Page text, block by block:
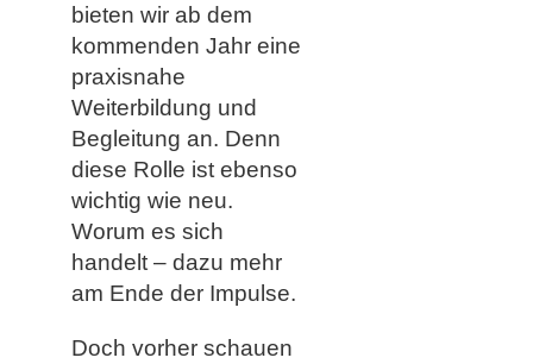
bieten wir ab dem
kommenden Jahr eine
praxisnahe
Weiterbildung und
Begleitung an. Denn
diese Rolle ist ebenso
wichtig wie neu.
Worum es sich
handelt – dazu mehr
am Ende der Impulse.
Doch vorher schauen